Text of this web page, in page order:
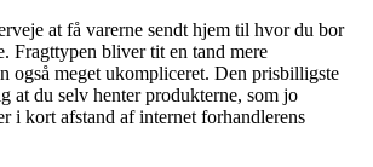
at få varerne sendt hjem til hvor du bor
Fragttypen bliver tit en tand mere
også meget ukompliceret. Den prisbilligste
at du selv henter produkterne, som jo
i kort afstand af internet forhandlerens